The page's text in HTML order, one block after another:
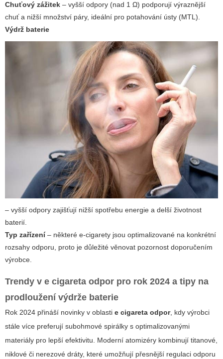
Chuťový zážitek – vyšší odpory (nad 1 Ω) podporují výraznější
chuť a nižší množství páry, ideální pro potahování ústy (MTL).
Výdrž baterie
– vyšší odpory zajišťují nižší spotřebu energie a delší životnost
baterií.
Typ zařízení– některé e-cigarety jsou optimalizované na konkrétní
rozsahy odporu, proto je důležité věnovat pozornost doporučením
výrobce.
Trendy v e cigareta odpor pro rok 2024 a tipy na
prodloužení výdrže baterie
Rok 2024 přináší novinky v oblasti e cigareta odpor, kdy výrobci
stále více preferují subohmové spirálky s optimalizovanými
materiály pro lepší efektivitu. Moderní atomizéry kombinují titanové,
niklové či nerezové dráty, které umožňují přesnější regulaci odporu